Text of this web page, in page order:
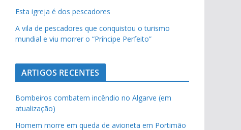
Esta igreja é dos pescadores
A vila de pescadores que conquistou o turismo
mundial e viu morrer o “Príncipe Perfeito”
ARTIGOS RECENTES
Bombeiros combatem incêndio no Algarve (em
atualização)
Homem morre em queda de avioneta em Portimão